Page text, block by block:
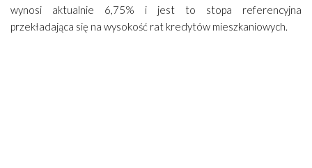
wynosi aktualnie 6,75% i jest to stopa referencyjna
przekładająca się na wysokość rat kredytów mieszkaniowych.